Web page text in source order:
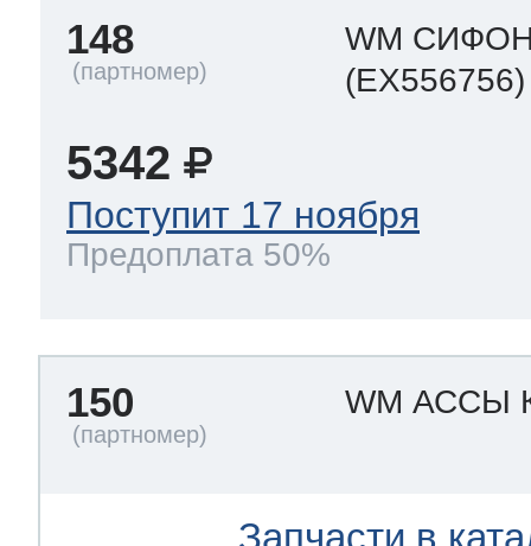
148
WM
(EX556756)
5342
Поступит 17 ноября
Предоплата 50%
150 WM АССЫ
Запчасти в